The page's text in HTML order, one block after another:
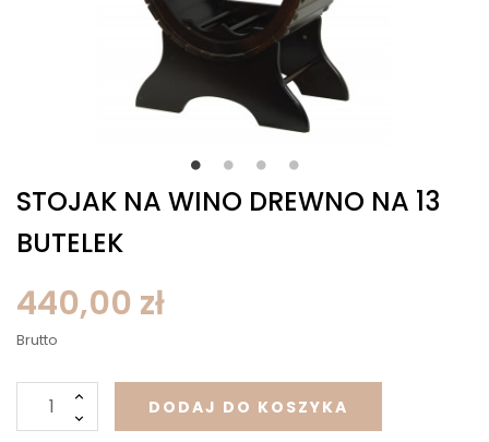
STOJAK NA WINO DREWNO NA 13
BUTELEK
440,00 zł
Brutto
DODAJ DO KOSZYKA